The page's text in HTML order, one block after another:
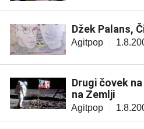
Džek Palans,
Agitpop
Drugi čovek
na Zemlji
Agitpop